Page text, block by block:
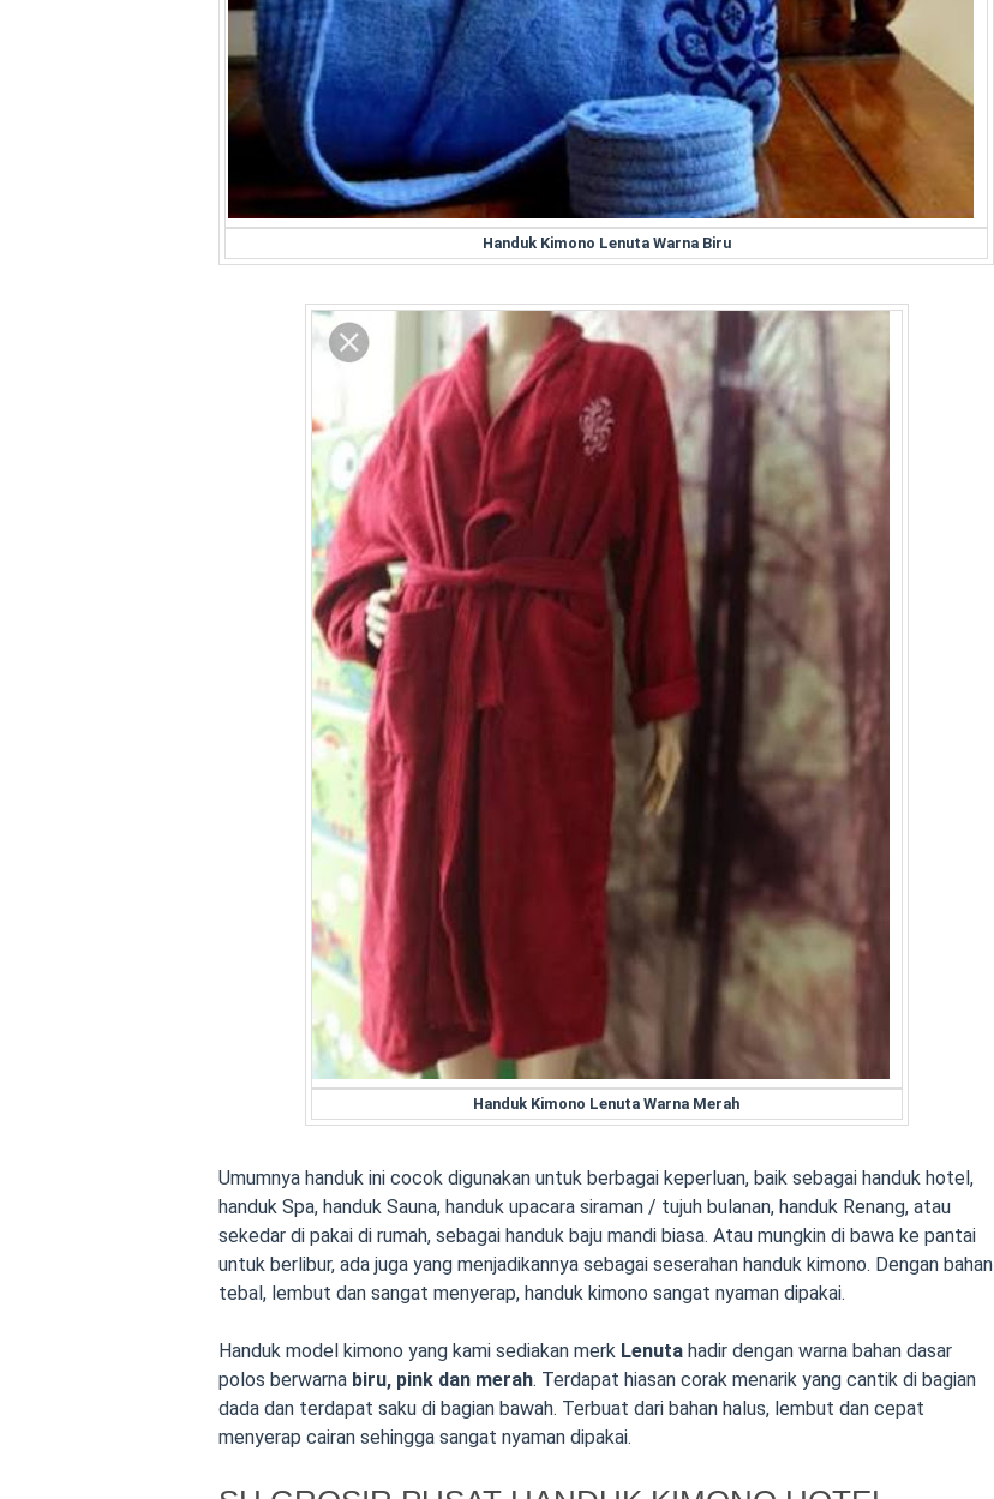
Handuk Kimono Lenuta Warna Biru
Handuk Kimono Lenuta Warna Merah
Umumnya handuk ini cocok digunakan untuk berbagai keperluan, baik sebagai handuk hotel,
handuk Spa, handuk Sauna, handuk upacara siraman / tujuh bulanan, handuk Renang, atau
sekedar di pakai di rumah, sebagai handuk baju mandi biasa. Atau mungkin di bawa ke pantai
untuk berlibur, ada juga yang menjadikannya sebagai seserahan handuk kimono. Dengan bahan
tebal, lembut dan sangat menyerap, handuk kimono sangat nyaman dipakai.
Handuk model kimono yang kami sediakan merk Lenuta hadir dengan warna bahan dasar
polos berwarna biru, pink dan merah. Terdapat hiasan corak menarik yang cantik di bagian
dada dan terdapat saku di bagian bawah. Terbuat dari bahan halus, lembut dan cepat
menyerap cairan sehingga sangat nyaman dipakai.